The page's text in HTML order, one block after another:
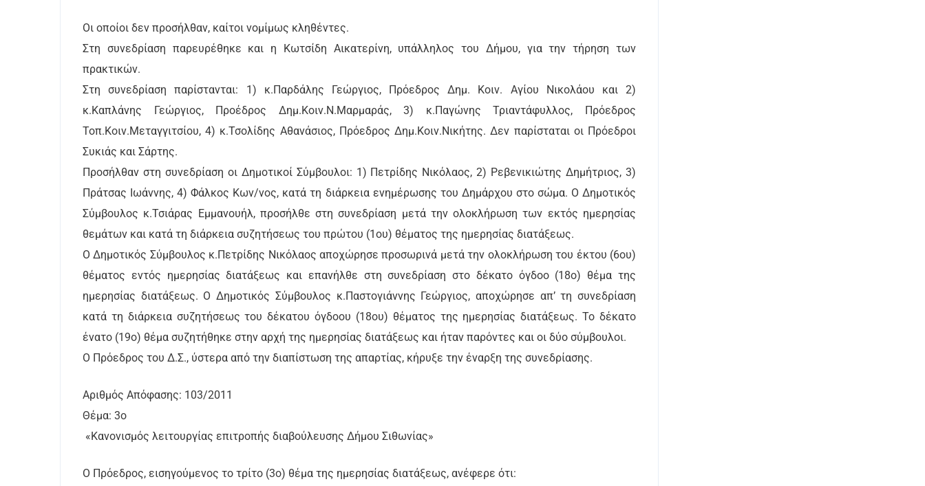
Οι οποίοι δεν προσήλθαν, καίτοι νομίμως κληθέντες.
Στη συνεδρίαση παρευρέθηκε και η Κωτσίδη Αικατερίνη, υπάλληλος του Δήμου, για την τήρηση των
πρακτικών.
Στη συνεδρίαση παρίστανται: 1) κ.Παρδάλης Γεώργιος, Πρόεδρος Δημ. Κοιν. Αγίου Νικολάου και 2)
κ.Καπλάνης Γεώργιος, Προέδρος Δημ.Κοιν.Ν.Μαρμαράς, 3) κ.Παγώνης Τριαντάφυλλος, Πρόεδρος
Τοπ.Κοιν.Μεταγγιτσίου, 4) κ.Τσολίδης Αθανάσιος, Πρόεδρος Δημ.Κοιν.Νικήτης. Δεν παρίσταται οι Πρόεδροι
Συκιάς και Σάρτης.
Προσήλθαν στη συνεδρίαση οι Δημοτικοί Σύμβουλοι: 1) Πετρίδης Νικόλαος, 2) Ρεβενικιώτης Δημήτριος, 3)
Πράτσας Ιωάννης, 4) Φάλκος Κων/νος, κατά τη διάρκεια ενημέρωσης του Δημάρχου στο σώμα. Ο Δημοτικός
Σύμβουλος κ.Τσιάρας Εμμανουήλ, προσήλθε στη συνεδρίαση μετά την ολοκλήρωση των εκτός ημερησίας
θεμάτων και κατά τη διάρκεια συζητήσεως του πρώτου (1ου) θέματος της ημερησίας διατάξεως.
Ο Δημοτικός Σύμβουλος κ.Πετρίδης Νικόλαος αποχώρησε προσωρινά μετά την ολοκλήρωση του έκτου (6ου)
θέματος εντός ημερησίας διατάξεως και επανήλθε στη συνεδρίαση στο δέκατο όγδοο (18ο) θέμα της
ημερησίας διατάξεως. Ο Δημοτικός Σύμβουλος κ.Παστογιάννης Γεώργιος, αποχώρησε απ’ τη συνεδρίαση
κατά τη διάρκεια συζητήσεως του δέκατου όγδοου (18ου) θέματος της ημερησίας διατάξεως. Το δέκατο
ένατο (19ο) θέμα συζητήθηκε στην αρχή της ημερησίας διατάξεως και ήταν παρόντες και οι δύο σύμβουλοι.
Ο Πρόεδρος του Δ.Σ., ύστερα από την διαπίστωση της απαρτίας, κήρυξε την έναρξη της συνεδρίασης.
Αριθμός Απόφασης: 103/2011
Θέμα: 3ο
«Κανονισμός λειτουργίας επιτροπής διαβούλευσης Δήμου Σιθωνίας»
Ο Πρόεδρος, εισηγούμενος το τρίτο (3o) θέμα της ημερησίας διατάξεως, ανέφερε ότι: